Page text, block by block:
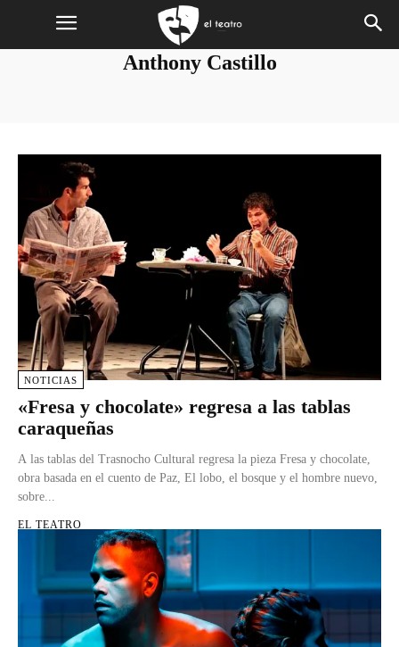
Anthony Castillo
NOTICIAS
«Fresa y chocolate» regresa a las tablas
caraqueñas
A las tablas del Trasnocho Cultural regresa la pieza Fresa y chocolate,
obra basada en el cuento de Paz, El lobo, el bosque y el hombre nuevo,
sobre...
EL TEATRO